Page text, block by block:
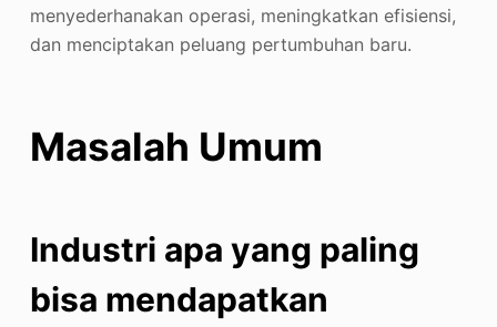
menyederhanakan operasi, meningkatkan efisiensi,
dan menciptakan peluang pertumbuhan baru.
Masalah Umum
Industri apa yang paling
bisa mendapatkan